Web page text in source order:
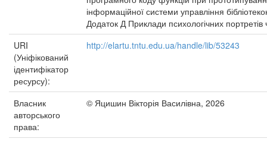
інформаційної системи управління
Додаток Д Приклади психологічних портретів
URI
(Уніфікований
ідентифікатор
ресурсу):
http://elartu.tntu.edu.ua/handle/lib/53243
Власник
авторського
права:
© Яцишин Вікторія Василівна, 2026